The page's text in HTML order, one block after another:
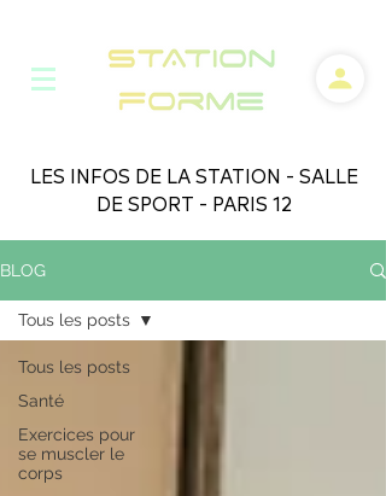
LES INFOS DE LA STATION - SALLE
DE SPORT - PARIS 12
BLOG
Tous les posts
Santé
Exercices pour
se muscler le
corps
Tous les posts